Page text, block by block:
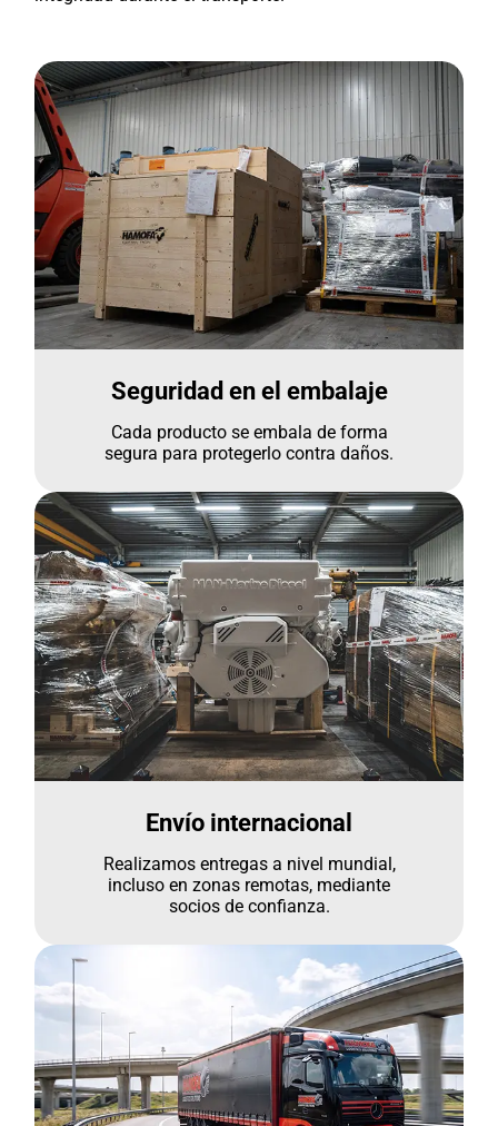
Seguridad en el embalaje
Cada producto se embala de forma
segura para protegerlo contra daños.
Envío internacional
Realizamos entregas a nivel mundial,
incluso en zonas remotas, mediante
socios de confianza.